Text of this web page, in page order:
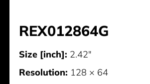
REX012864G
Size [inch]: 2.42"
Resolution: 128 × 64